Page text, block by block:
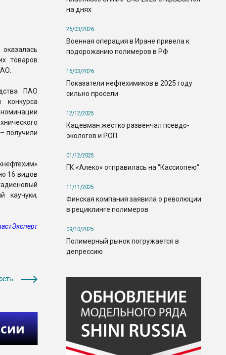
товаров
ПАО
конкурса
получили
16 видов
каучуки,
на днях
26/03/2026
Военная операция в Иране привела к
подорожанию полимеров в РФ
16/03/2026
Показатели нефтехимиков в 2025 году
сильно просели
12/12/2025
Кацевман жестко развенчал псевдо-
экологов и РОП
01/12/2025
ГК «Алеко» отправилась на "Кассиопею"
11/11/2025
Финская компания заявила о революции
в рециклинге полимеров
09/10/2025
Полимерный рынок погружается в
депрессию